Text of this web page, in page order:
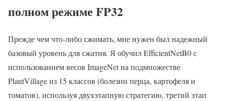
полном режиме FP32
Прежде чем что-либо сжимать, мне нужен был надежный
базовый уровень для сжатия. Я обучил EfficientNetB0 с
использованием весов ImageNet на подмножестве
PlantVillage из 15 классов (болезни перца, картофеля и
томатов), используя двухэтапную стратегию, третий этап